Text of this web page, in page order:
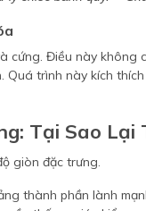
Điều này không
Quá trình này kích
Tại Sao Lại
thành phần lành